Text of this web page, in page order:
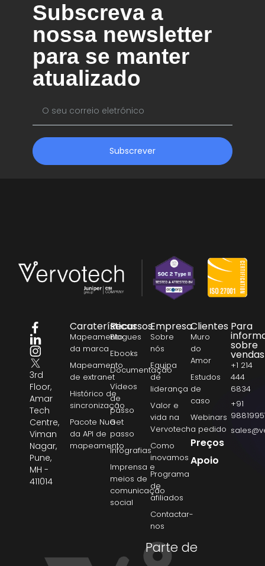
Subscreva a
nossa newsletter
para se manter
atualizado
Subscrever
3rd
Floor,
Amar
Tech
Centre,
Viman
Nagar,
Pune,
MH -
411014
Caraterísticas
Mapeamento
da marca
Mapeamento
de extranet
Histórico de
sincronização
Pacote NuGet
da API de
mapeamento
Recursos
Blogues
Ebooks
Documentação
Vídeos
de
passo
a
passo
Infografias
Imprensa e
meios de
comunicação
social
Empresa
Sobre
nós
Equipa
de
liderança
Valor e
vida na
Vervotech
Como
inovamos
Programa
de
afiliados
Contactar-
nos
Clientes
Muro
do
Amor
Estudos
de
caso
Webinars
a pedido
Preços
Apoio
Para
sobre
vendas
+1 214
444
6834
+91
Parte de